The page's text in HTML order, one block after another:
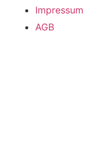
Impressum
AGB